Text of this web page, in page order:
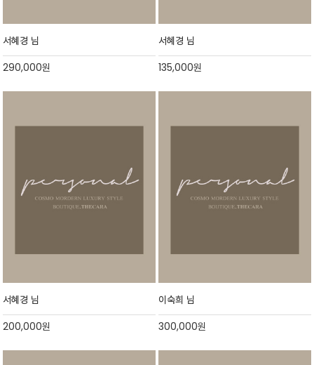
서혜경 님
290,000원
서혜경 님
135,000원
서혜경 님
200,000원
이숙희 님
300,000원